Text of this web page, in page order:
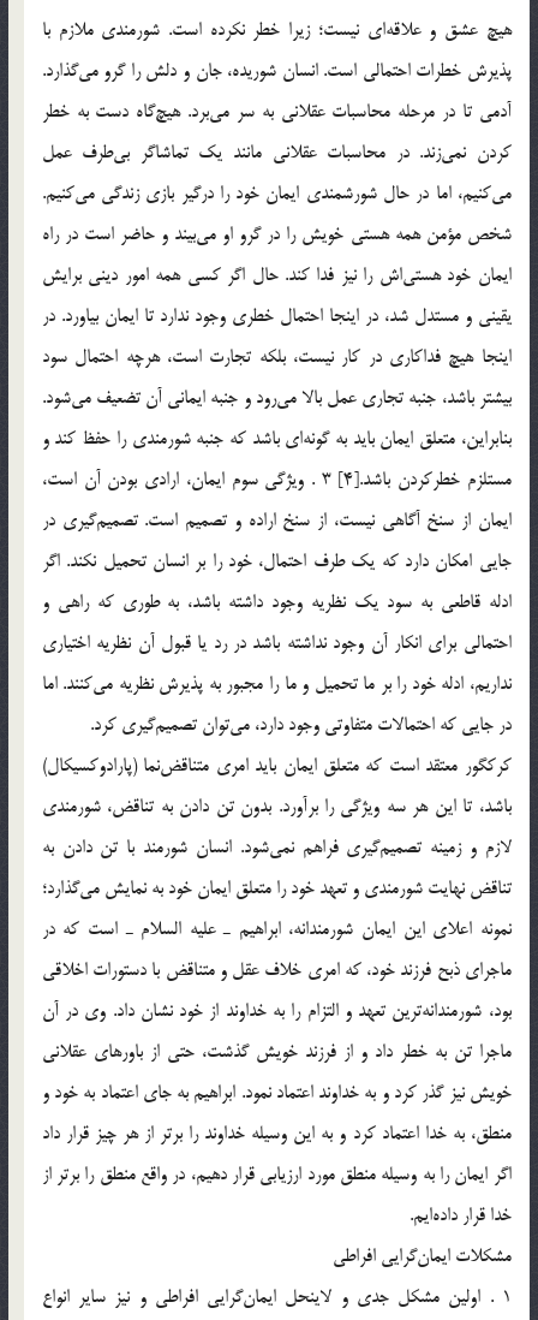
هيچ عشق و علاقه‌اي نيست؛ زيرا خطر نكرده است. شورمندي ملازم با
پذيرش خطرات احتمالي است. انسان شوريده، جان و دلش را گرو مي‌‌گذارد.
آدمي تا در مرحله محاسبات عقلاني به سر مي‌برد. هيچ‌گاه دست به خطر
كردن نمي‌زند. در محاسبات عقلاني مانند يك تماشاگر بي‌طرف عمل
مي‌كنيم، اما در حال شورشمندي ايمان خود را درگير بازي زندگي مي‌كنيم.
شخص مؤمن همه هستي خويش را در گرو او مي‌‌بيند و حاضر است در راه
ايمان خود هستي‌اش را نيز فدا كند. حال اگر كسي همه امور ديني برايش
يقيني و مستدل شد، در اينجا احتمال خطري وجود ندارد تا ايمان بياورد. در
اينجا هيچ فداكاري در كار نيست، بلكه تجارت است، هرچه احتمال سود
بيشتر باشد، جنبه تجاري عمل بالا مي‌رود و جنبه ايماني آن تضعيف مي‌شود.
بنابراين، متعلق ايمان بايد به گونه‌اي باشد كه جنبه شورمندي را حفظ كند و
مستلزم خطركردن باشد.[4] 3 . ويژگي سوم ايمان، ارادي بودن آن است،
ايمان از سنخ آگاهي نيست، از سنخ اراده و تصميم است. تصميم‌گيري در
جايي امكان دارد كه يك طرف احتمال، خود را بر انسان تحميل نكند. اگر
ادله قاطعي به سود يك نظريه وجود داشته باشد، به طوري كه راهي و
احتمالي براي انكار آن وجود نداشته باشد در رد يا قبول آن نظريه اختياري
نداريم، ادله خود را بر ما تحميل و ما را مجبور به پذيرش نظريه مي‌كنند. اما
در جايي كه احتمالات متفاوتي وجود دارد، مي‌توان تصميم‌گيري كرد.
كركگور معتقد است كه متعلق ايمان بايد امري متناقض‌نما (پارادوكسيكال)
باشد، تا اين هر سه ويژگي را برآورد. بدون تن دادن به تناقض، شورمندي
لازم و زمينه تصميم‌گيري فراهم نمي‌شود. انسان شورمند با تن دادن به
تناقض نهايت شورمندي و تعهد خود را متعلق ايمان خود به نمايش مي‌گذارد؛
نمونه اعلاي اين ايمان شورمندانه، ابراهيم ـ عليه السلام ـ است كه در
ماجراي ذبح فرزند خود، كه امري خلاف عقل و متناقض با دستورات اخلاقي
بود، شورمندانه‌ترين تعهد و التزام را به خداوند از خود نشان داد. وي در آن
ماجرا تن به خطر داد و از فرزند خويش گذشت، حتي از باورهاي عقلاني
خويش نيز گذر كرد و به خداوند اعتماد نمود. ابراهيم به جاي اعتماد به خود و
منطق،‌ به خدا اعتماد كرد و به اين وسيله خداوند را برتر از هر چيز قرار داد
اگر ايمان را به وسيله منطق مورد ارزيابي قرار دهيم، در واقع منطق را برتر از
خدا قرار داده‌ايم.
مشكلات ايمان‌گرايي افراطي
1 . اولين مشكل جدي و لاينحل ايمان‌گرايي افراطي و نيز ساير انواع